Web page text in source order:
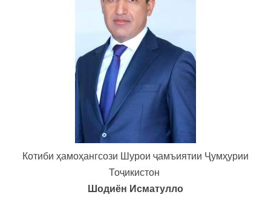
Котиби ҳамоҳангсози Шурои ҷамъиятии Ҷумҳурии
Тоҷикистон
Шодиён Исматулло